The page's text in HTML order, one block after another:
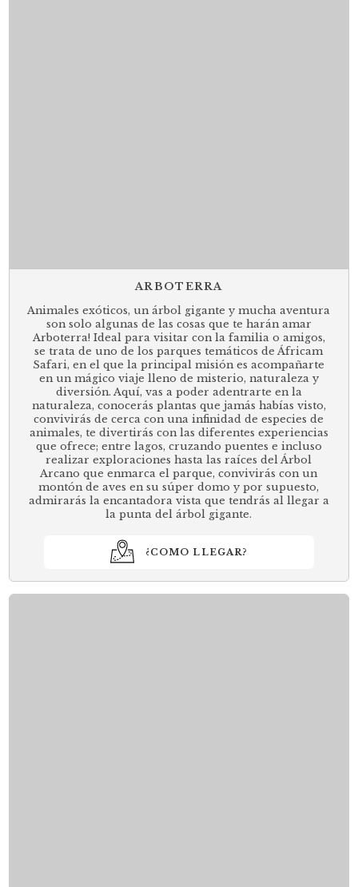
ARBOTERRA
Animales exóticos, un árbol gigante y mucha aventura
son solo algunas de las cosas que te harán amar
Arboterra! Ideal para visitar con la familia o amigos,
se trata de uno de los parques temáticos de Áfricam
Safari, en el que la principal misión es acompañarte
en un mágico viaje lleno de misterio, naturaleza y
diversión. Aquí, vas a poder adentrarte en la
naturaleza, conocerás plantas que jamás habías visto,
convivirás de cerca con una infinidad de especies de
animales, te divertirás con las diferentes experiencias
que ofrece; entre lagos, cruzando puentes e incluso
realizar exploraciones hasta las raíces del Árbol
Arcano que enmarca el parque, convivirás con un
montón de aves en su súper domo y por supuesto,
admirarás la encantadora vista que tendrás al llegar a
la punta del árbol gigante.
¿COMO LLEGAR?